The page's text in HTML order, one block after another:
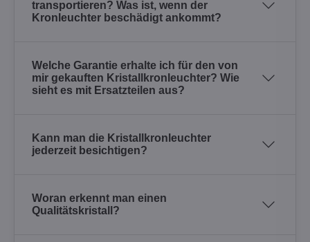
transportieren? Was ist, wenn der
Kronleuchter beschädigt ankommt?
Welche Garantie erhalte ich für den von
mir gekauften Kristallkronleuchter? Wie
sieht es mit Ersatzteilen aus?
Kann man die Kristallkronleuchter
jederzeit besichtigen?
Woran erkennt man einen
Qualitätskristall?